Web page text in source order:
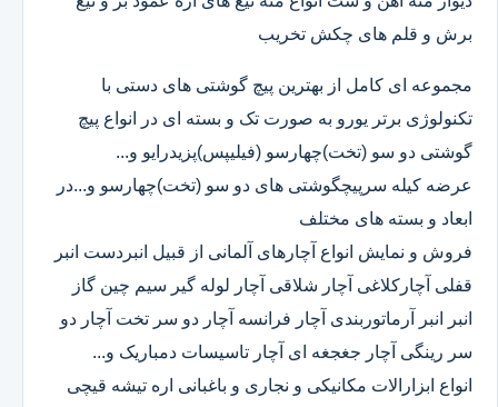
برش و قلم های چکش تخریب
مجموعه ای کامل از بهترین پیچ گوشتی های دستی با
تکنولوژی برتر یورو به صورت تک و بسته ای در انواع پیچ
گوشتی دو سو (تخت)چهارسو (فیلیپس)پزیدرایو و...
عرضه کیله سرپیچگوشتی های دو سو (تخت)چهارسو و...در
ابعاد و بسته های مختلف
فروش و نمایش انواع آچارهای آلمانی از قبیل انبردست انبر
قفلی آچارکلاغی آچار شلاقی آچار لوله گیر سیم چین گاز
انبر انبر آرماتوربندی آچار فرانسه آچار دو سر تخت آچار دو
سر رینگی آچار جغجغه ای آچار تاسیسات دمباریک و...
انواع ابزارالات مکانیکی و نجاری و باغبانی اره تیشه قیچی